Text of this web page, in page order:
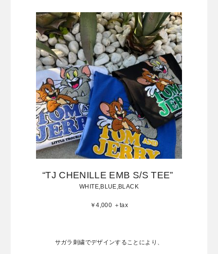
“TJ CHENILLE EMB S/S TEE”
WHITE,BLUE,BLACK
￥4,000 ＋tax
サガラ刺繍でデザインすることにより、